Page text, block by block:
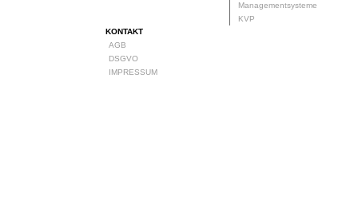
Managementsysteme
KVP
KONTAKT
AGB
DSGVO
IMPRESSUM